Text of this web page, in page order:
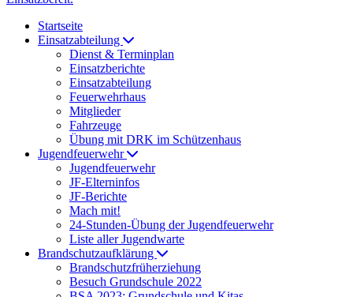
Startseite
Einsatzabteilung
Dienst & Terminplan
Einsatzberichte
Einsatzabteilung
Feuerwehrhaus
Mitglieder
Fahrzeuge
Übung mit DRK im Schützenhaus
Jugendfeuerwehr
Jugendfeuerwehr
JF-Elterninfos
JF-Berichte
Mach mit!
24-Stunden-Übung der Jugendfeuerwehr
Liste aller Jugendwarte
Brandschutzaufklärung
Brandschutzfrüherziehung
Besuch Grundschule 2022